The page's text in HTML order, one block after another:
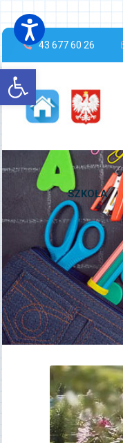
Open toolbar
43 677 60 26
SZKOŁA